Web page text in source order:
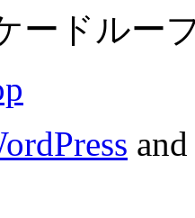
ードル